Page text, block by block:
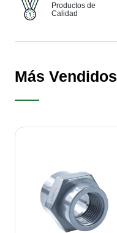
Productos de
Calidad
Más Vendidos